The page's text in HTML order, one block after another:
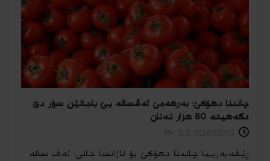
چاندنا دهۆكێ: بەرهەمێ ئەڤسالە یێ باجانێن سۆر دێ
دگەهیتە 80 هزار تەنان
ڕێڤەبەرییا چاندنا دهۆكێ بۆ ئاژانسا خانی: ئەڤ سالە